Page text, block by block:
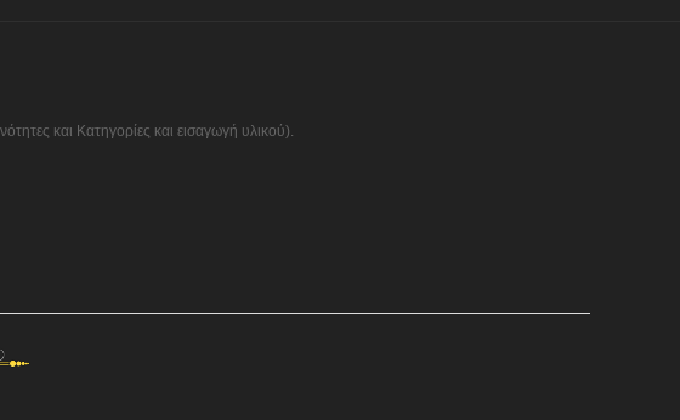
και Κατηγορίες και εισαγωγή υλικού).